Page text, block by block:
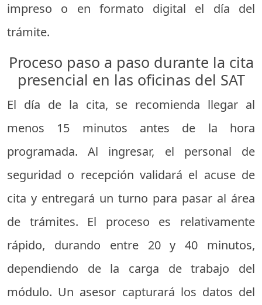
impreso o en formato digital el día del
trámite.
Proceso paso a paso durante la cita
presencial en las oficinas del SAT
El día de la cita, se recomienda llegar al
menos 15 minutos antes de la hora
programada. Al ingresar, el personal de
seguridad o recepción validará el acuse de
cita y entregará un turno para pasar al área
de trámites. El proceso es relativamente
rápido, durando entre 20 y 40 minutos,
dependiendo de la carga de trabajo del
módulo. Un asesor capturará los datos del